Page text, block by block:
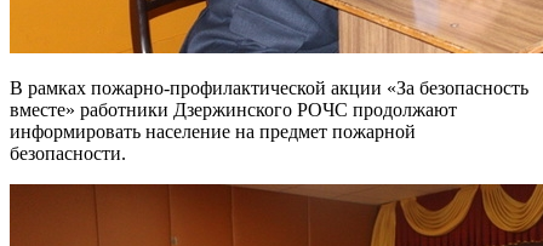
В рамках пожарно-профилактической акции «За безопасность
вместе» работники Дзержинского РОЧС продолжают
информировать население на предмет пожарной
безопасности.